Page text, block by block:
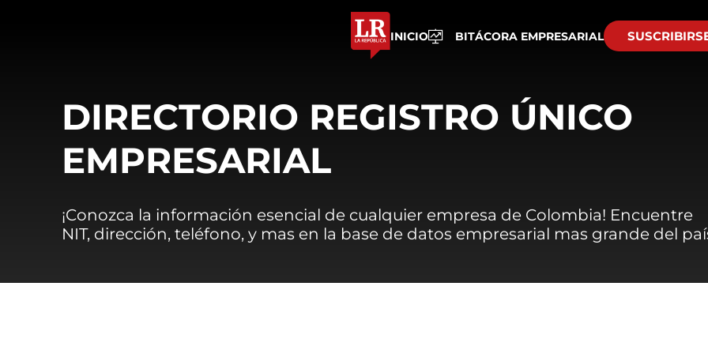
INICIO BITÁCORA EMPRESARIAL
DIRECTORIO REGISTRO ÚNICO
EMPRESARIAL
¡Conozca la información esencial de cualquier empresa de Colombia! Encuentre
NIT, dirección, teléfono, y mas en la base de datos empresarial mas grande del